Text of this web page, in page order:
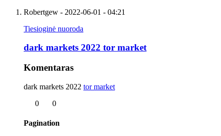
Robertgew - 2022-06-01 - 04:21
Tiesioginė nuoroda
dark markets 2022 tor market
Komentaras
dark markets 2022 tor market
0
0
Pagination